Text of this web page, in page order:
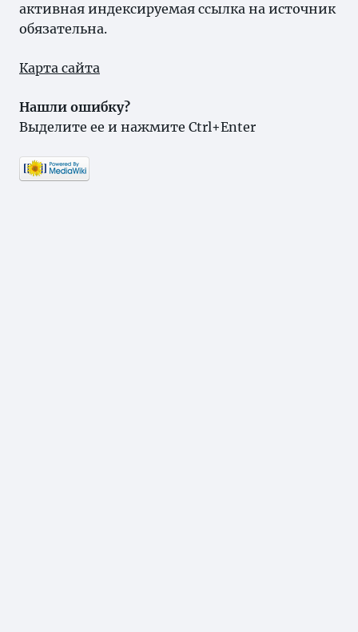
активная индексируемая ссылка на источник
обязательна.
Карта сайта
Нашли ошибку?
Выделите ее и нажмите Ctrl+Enter